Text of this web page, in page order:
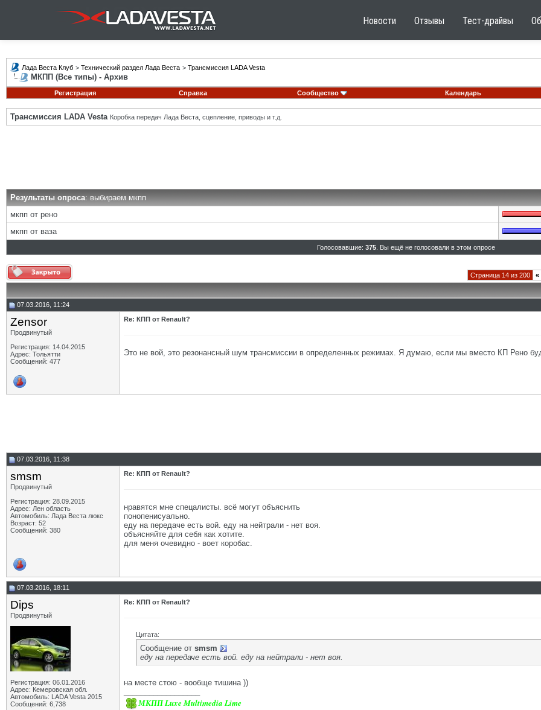
Новости Отзывы Тест-драйвы
Лада Веста Клуб > Технический раздел Лада Веста > Трансмиссия LADA Vesta
МКПП (Все типы) - Архив
Регистрация
Справка Сообщество Календарь
Трансмиссия LADA Vesta Коробка передач Лада Веста, сцепление, приводы и т.д.
Результаты опроса: выбираем мкпп
мкпп от рено
мкпп от ваза
Голосовавшие: 375. Вы ещё не голосовали в этом опросе
Страница 14 из 200 «
07.03.2016, 11:24
Zensor
Продвинутый
Регистрация: 14.04.2015
Адрес: Тольятти
Сообщений: 477
Re: КПП от Renault?
Это не вой, это резонансный шум трансмиссии в определенных режимах. Я думаю, если мы вместо КП Рено
07.03.2016, 11:38
smsm
Продвинутый
Регистрация: 28.09.2015
Адрес: Лен область
Автомобиль: Лада Веста люкс
Возраст: 52
Сообщений: 380
Re: КПП от Renault?
нравятся мне спецалисты. всё могут объяснить
понопенисуально.
еду на передаче есть вой. еду на нейтрали - нет воя.
объясняйте для себя как хотите.
для меня очевидно - воет коробас.
07.03.2016, 18:11
Dips
Продвинутый
Регистрация: 06.01.2016
Адрес: Кемеровская обл.
Автомобиль: LADA Vesta 2015
Сообщений: 6,738
Re: КПП от Renault?
Цитата:
Сообщение от smsm
еду на передаче есть вой. еду на нейтрали - нет воя.
на месте стою - вообще тишина ))
МКПП Luxe Multimedia Lime